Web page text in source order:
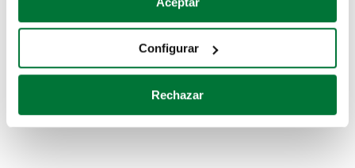
Recopilar información sobre su ubicación geográfica
Identificar su dispositivo analizándolo activamente
para buscar características específicas (huellas
Obtenga más información sobre cómo se procesan sus
Configurar
Rechazar
Coches de km0